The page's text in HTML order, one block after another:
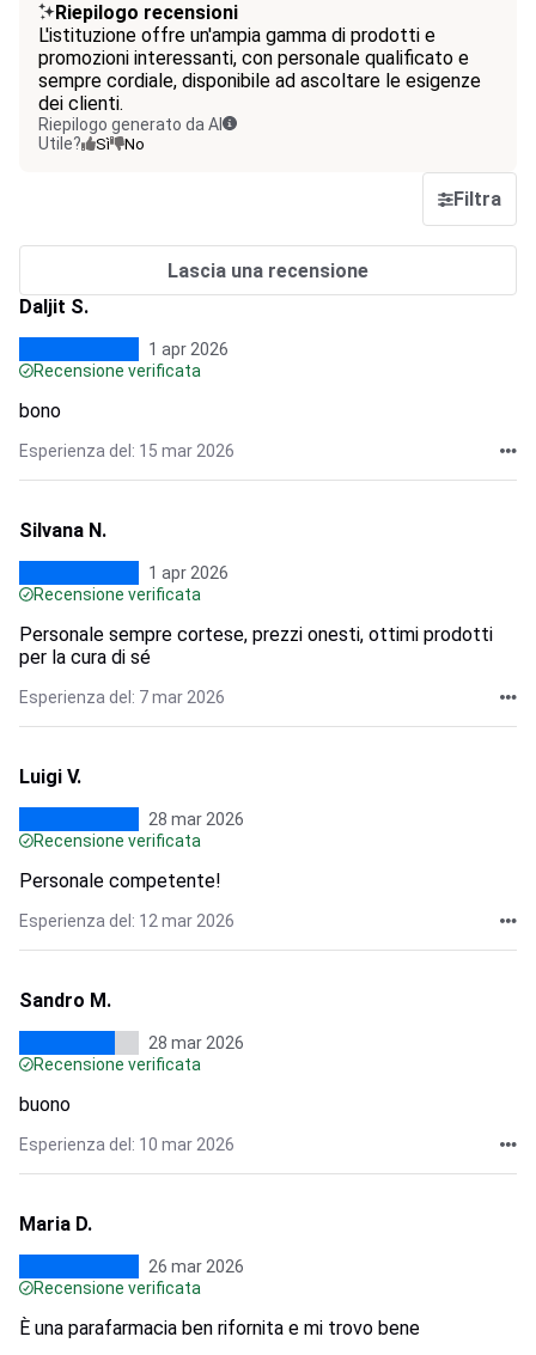
Riepilogo recensioni
L'istituzione offre un'ampia gamma di prodotti e
promozioni interessanti, con personale qualificato e
sempre cordiale, disponibile ad ascoltare le esigenze
dei clienti.
Riepilogo generato da AI
Utile?
Sì No
Filtra
Lascia una recensione
Daljit S.
1 apr 2026
Recensione verificata
bono
Esperienza del: 15 mar 2026
Silvana N.
1 apr 2026
Recensione verificata
Personale sempre cortese, prezzi onesti, ottimi prodotti
per la cura di sé
Esperienza del: 7 mar 2026
Luigi V.
28 mar 2026
Recensione verificata
Personale competente!
Esperienza del: 12 mar 2026
Sandro M.
28 mar 2026
Recensione verificata
buono
Esperienza del: 10 mar 2026
Maria D.
26 mar 2026
Recensione verificata
È una parafarmacia ben rifornita e mi trovo bene